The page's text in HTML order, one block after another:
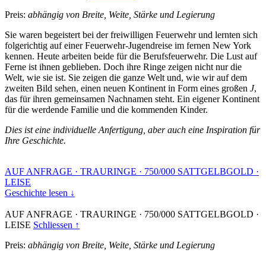
Preis: abhängig von Breite, Weite, Stärke und Legierung
Sie waren begeistert bei der freiwilligen Feuerwehr und lernten sich
folgerichtig auf einer Feuerwehr-Jugendreise im fernen New York
kennen. Heute arbeiten beide für die Berufsfeuerwehr. Die Lust auf
Ferne ist ihnen geblieben. Doch ihre Ringe zeigen nicht nur die
Welt, wie sie ist. Sie zeigen die ganze Welt und, wie wir auf dem
zweiten Bild sehen, einen neuen Kontinent in Form eines großen J,
das für ihren gemeinsamen Nachnamen steht. Ein eigener Kontinent
für die werdende Familie und die kommenden Kinder.
Dies ist eine individuelle Anfertigung, aber auch eine Inspiration für
Ihre Geschichte.
AUF ANFRAGE · TRAURINGE · 750/000 SATTGELBGOLD ·
LEISE
Geschichte lesen ↓
AUF ANFRAGE · TRAURINGE · 750/000 SATTGELBGOLD ·
LEISE Schliessen ↑
Preis: abhängig von Breite, Weite, Stärke und Legierung